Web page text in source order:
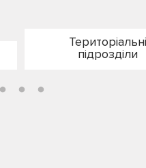
Територіальні
підрозділи